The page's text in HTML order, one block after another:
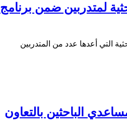
لمتدربين ضمن برنامج
التي أعدها عدد من المتدربين
الباحثين بالتعاون